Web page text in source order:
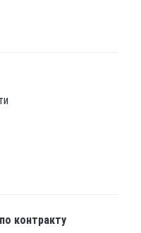
контракту